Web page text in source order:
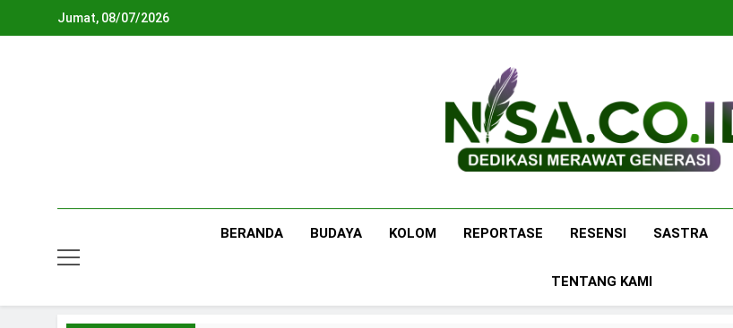
Jumat, 08/07/2026
Nisa.co.id
BERANDA BUDAYA KOLOM REPORTASE RESENSI SASTRA
TENTANG KAMI